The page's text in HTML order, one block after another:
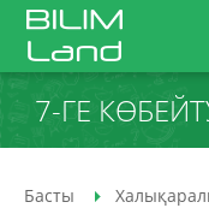
7-ГЕ
Басты